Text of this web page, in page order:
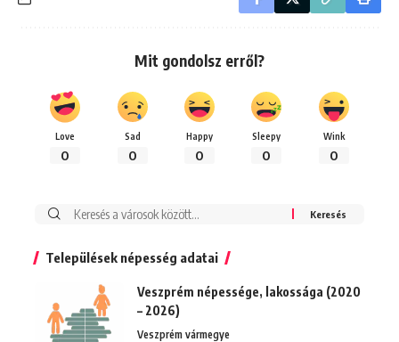
Mit gondolsz erről?
Love
0
Sad
0
Happy
0
Sleepy
0
Wink
0
Keresés:
Települések népesség adatai
Veszprém népessége, lakossága (2020
– 2026)
Veszprém vármegye